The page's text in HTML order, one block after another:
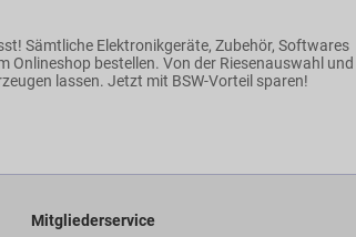
Sämtliche Elektronikgeräte, Zubehör, Softwares
Onlineshop bestellen. Von der Riesenauswahl und
lassen. Jetzt mit BSW-Vorteil sparen!
Mitgliederservice